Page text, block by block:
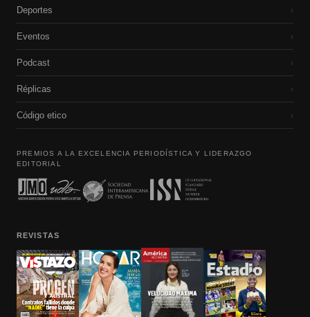
Deportes ›
Eventos ›
Podcast ›
Réplicas ›
Código etico ›
PREMIOS A LA EXCELENCIA PERIODÍSTICA Y LIDERAZGO
EDITORIAL
REVISTAS